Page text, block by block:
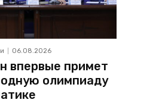
06.08.2026
впервые примет
олимпиаду